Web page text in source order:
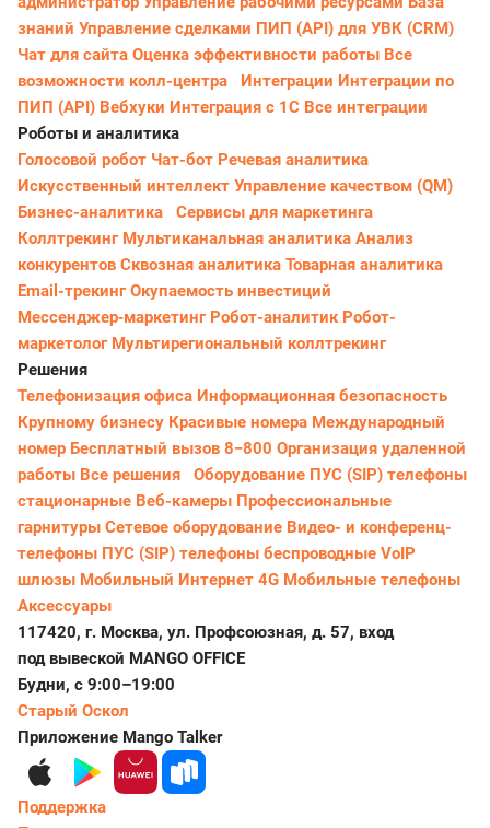
знаний Управление сделками ПИП (API) для УВК (CRM)
Чат для сайта Оценка эффективности работы Все
возможности колл-центра
Интеграции Интеграции по
ПИП (API) Вебхуки Интеграция с 1С Все интеграции
Роботы и аналитика
Голосовой робот Чат-бот Речевая аналитика
Искусственный интеллект Управление качеством (QM)
Бизнес-аналитика
Сервисы для маркетинга
Коллтрекинг Мультиканальная аналитика Анализ
конкурентов Сквозная аналитика Товарная аналитика
Email-трекингОкупаемость инвестиций
Мессенджер‑маркетинг Робот-аналитик Робот-
маркетолог Мультирегиональный коллтрекинг
Решения
Телефонизация офиса Информационная безопасность
Крупному бизнесу Красивые номера Международный
номер Бесплатный вызов 8−800 Организация удаленной
работы Все решения Оборудование ПУС (SIP) телефоны
стационарные Веб-камеры Профессиональные
гарнитуры Сетевое оборудование Видео- и конференц-
телефоны ПУС (SIP) телефоны беспроводные VoIP
шлюзы Мобильный Интернет 4G Мобильные телефоны
Аксессуары
117420, г. Москва, ул. Профсоюзная, д. 57, вход
под вывеской MANGO OFFICE
Будни, с 9:00–19:00
Старый Оскол
Приложение Mango Talker
Поддержка